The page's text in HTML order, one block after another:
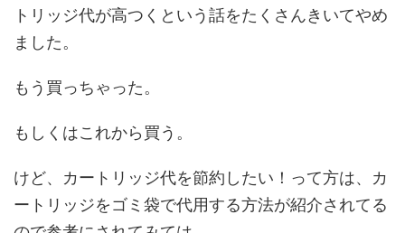
トリッジ代が高つくという話をたくさんきいてやめ
ました。
もう買っちゃった。
もしくはこれから買う。
けど、カートリッジ代を節約したい！って方は、カ
ートリッジをゴミ袋で代用する方法が紹介されてる